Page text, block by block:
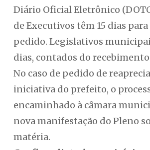
Diário Oficial Eletrônico
de Executivos têm 15 dias
pedido. Legislativos
dias, contados do
No caso de pedido de
iniciativa do prefeito, o
encaminhado à câmara
nova manifestação do Pleno
matéria.